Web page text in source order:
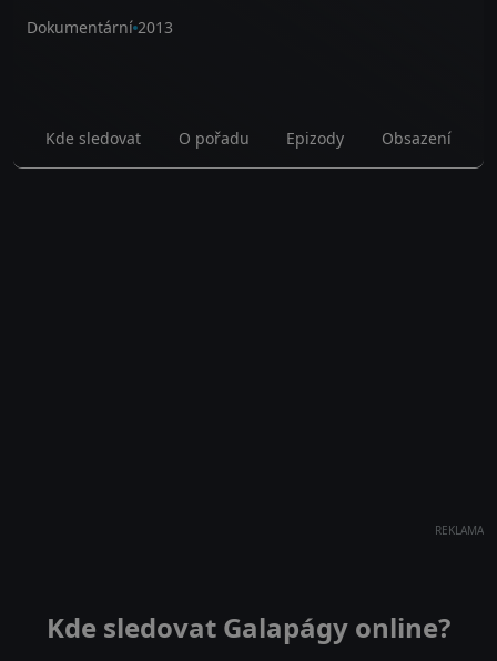
Dokumentární 2013
Kde sledovat O pořadu Epizody Obsazení
REKLAMA
Kde sledovat Galapágy online?